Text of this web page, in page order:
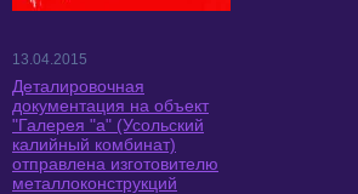
13.04.2015
Деталировочная
документация на объект
"Галерея "а" (Усольский
калийный комбинат)
отправлена изготовителю
металлоконструкций